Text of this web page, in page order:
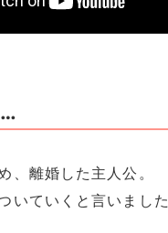
、離婚した主人公。
いていくと言いまし